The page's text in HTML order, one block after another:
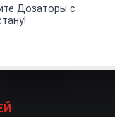
Дозаторы с